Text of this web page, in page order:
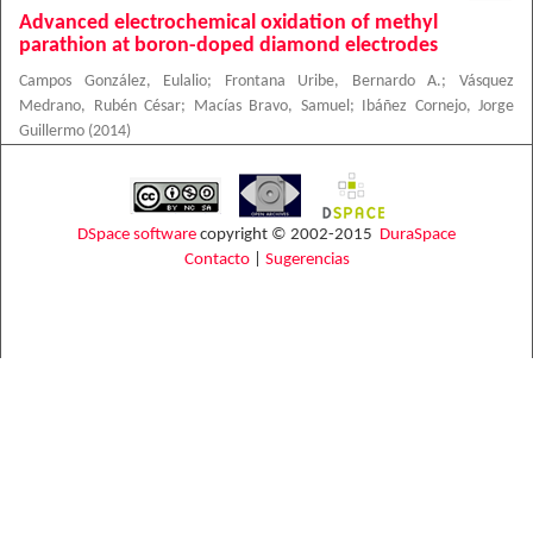
Advanced electrochemical oxidation of methyl
parathion at boron-doped diamond electrodes
Campos González, Eulalio; Frontana Uribe, Bernardo A.;Vásquez
Medrano, Rubén César; Macías Bravo, Samuel ;
Ibáñez Cornejo, Jorge
Guillermo (2014)
DSpace software copyright © 2002-2015 DuraSpace
Contacto| Sugerencias